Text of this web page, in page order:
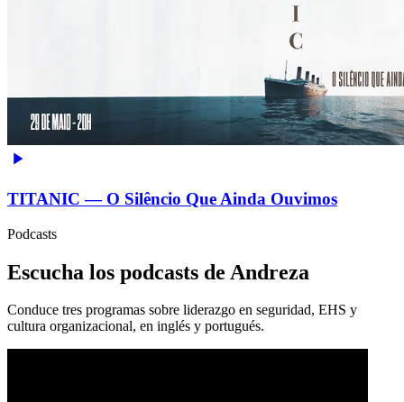
TITANIC — O Silêncio Que Ainda Ouvimos
Podcasts
Escucha los podcasts de Andreza
Conduce tres programas sobre liderazgo en seguridad, EHS y
cultura organizacional, en inglés y portugués.